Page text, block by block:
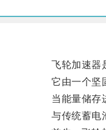
飞轮加速器是
它由一个坚固
当能量储存进
与传统蓄电池